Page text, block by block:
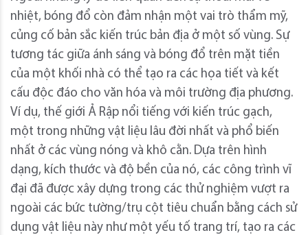
nhiệt, bóng đổ còn đảm nhận một vai trò thẩm mỹ,
củng cố bản sắc kiến ​​trúc bản địa ở một số vùng. Sự
tương tác giữa ánh sáng và bóng đổ trên mặt tiền
của một khối nhà có thể tạo ra các họa tiết và kết
cấu độc đáo cho văn hóa và môi trường địa phương.
Ví dụ, thế giới Ả Rập nổi tiếng với kiến ​​trúc gạch,
một trong những vật liệu lâu đời nhất và phổ biến
nhất ở các vùng nóng và khô cằn. Dựa trên hình
dạng, kích thước và độ bền của nó, các công trình vĩ
đại đã được xây dựng trong các thử nghiệm vượt ra
ngoài các bức tường/trụ cột tiêu chuẩn bằng cách sử
dụng vật liệu này như một yếu tố trang trí, tạo ra các